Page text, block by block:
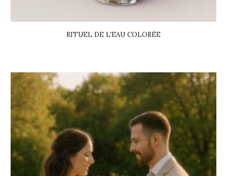
RITUEL DE L'EAU COLORÉE